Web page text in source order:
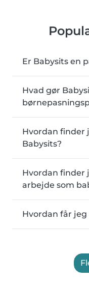
Er Babysits en
Hvad gør
Hvordan finder
Babysits?
Hvordan finder
arbejde som
Hvordan får